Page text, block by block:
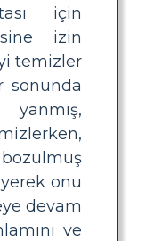
için
izin
temizler
sonunda
onu
devam
ve